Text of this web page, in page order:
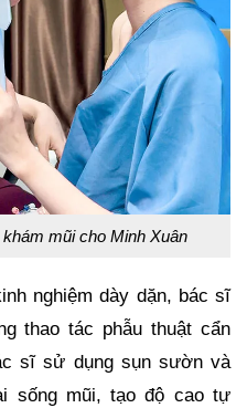
mũi cho Minh Xuân
nghiệm dày dặn, bác sĩ
thao tác phẫu thuật cẩn
sĩ sử dụng sụn sườn và
sống mũi, tạo độ cao tự